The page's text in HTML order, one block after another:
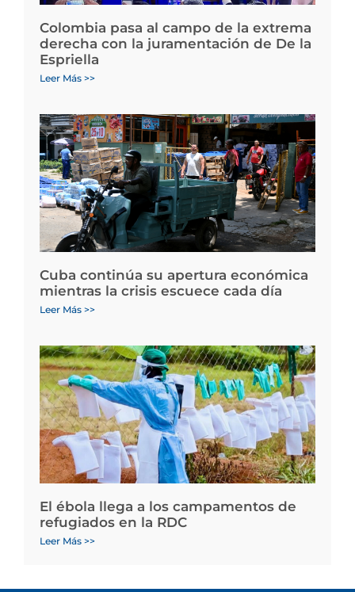
Colombia pasa al campo de la extrema
derecha con la juramentación de De la
Espriella
Leer Más >>
Cuba continúa su apertura económica
mientras la crisis escuece cada día
Leer Más >>
El ébola llega a los campamentos de
refugiados en la RDC
Leer Más >>